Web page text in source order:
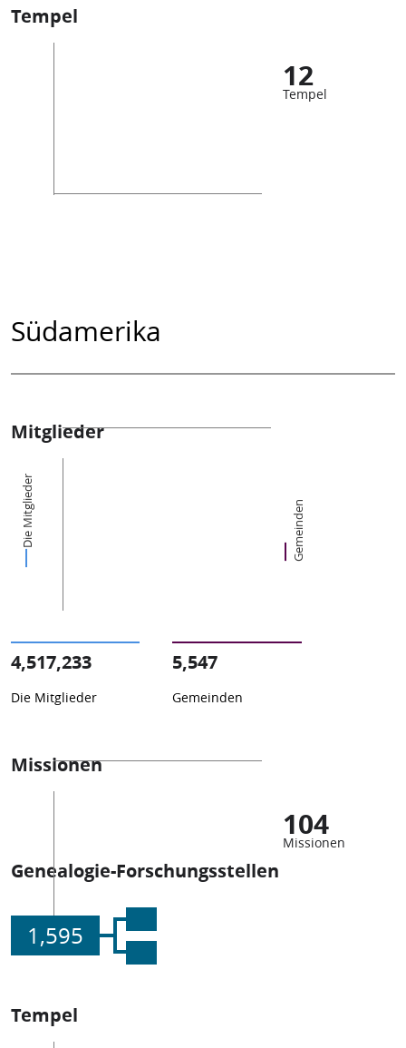
Tempel
12
Tempel
Südamerika
Mitglieder
Die Mitglieder Gemeinden
4,517,233
Die Mitglieder
5,547
Gemeinden
Missionen
104
Missionen
Genealogie-Forschungsstellen
1,595
Tempel